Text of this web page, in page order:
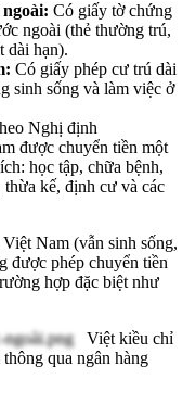
Có giấy tờ chứng
ngoài (thẻ thường trú,
dài hạn).
Có giấy phép cư trú dài
sinh sống và làm việc ở
Nghị định
được chuyển tiền một
học tập, chữa bệnh,
thừa kế, định cư và các
Nam (vẫn sinh sống,
được phép chuyển tiền
hợp đặc biệt như
Việt kiều chỉ
qua ngân hàng